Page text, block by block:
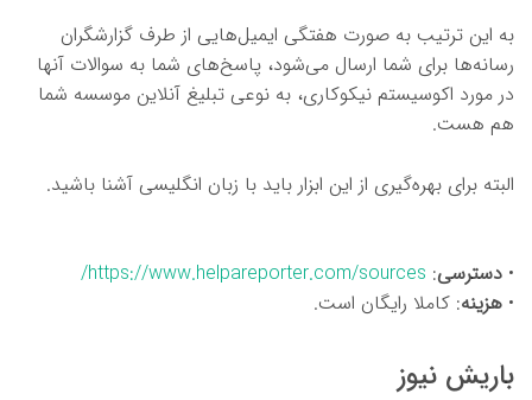
به این ترتیب به صورت هفتگی ایمیل‌هایی از طرف گزارشگران
رسانه‌ها برای شما ارسال می‌شود، پاسخ‌های شما به سوالات آنها
در مورد اکوسیستم نیکوکاری، به نوعی تبلیغ آنلاین موسسه شما
هم هست.
البته برای بهره‌گیری از این ابزار باید با زبان انگلیسی آشنا باشید.
• دسترسی:
https://www.helpareporter.com/sources/
• هزینه: کاملا رایگان است.
باریش نیوز